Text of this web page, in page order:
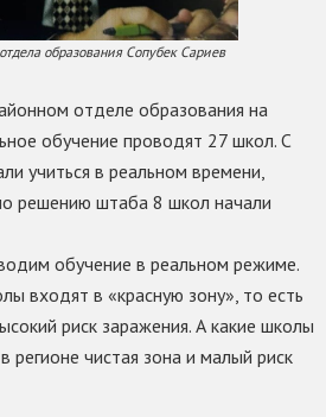
образования Сопубек Сариев
отделе образования на
обучение проводят 27 школ. С
учиться в реальном времени,
решению штаба 8 школ начали
обучение в реальном режиме.
входят в «красную зону», то есть
риск заражения. А какие школы
регионе чистая зона и малый риск